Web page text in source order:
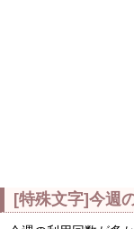
[特殊文字]今週